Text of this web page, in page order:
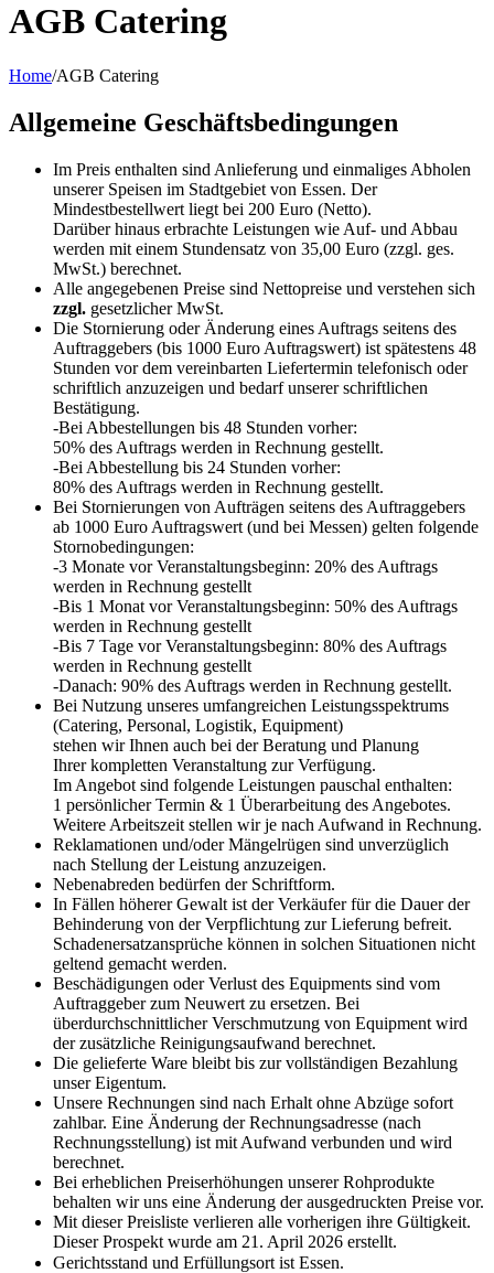
AGB Catering
Home/AGB Catering
Allgemeine Geschäftsbedingungen
Im Preis enthalten sind Anlieferung und einmaliges Abholen
unserer Speisen im Stadtgebiet von Essen. Der
Mindestbestellwert liegt bei 200 Euro (Netto).
Darüber hinaus erbrachte Leistungen wie Auf- und Abbau
werden mit einem Stundensatz von 35,00 Euro (zzgl. ges.
MwSt.) berechnet.
Alle angegebenen Preise sind Nettopreise und verstehen sich
zzgl. gesetzlicher MwSt.
Die Stornierung oder Änderung eines Auftrags seitens des
Auftraggebers (bis 1000 Euro Auftragswert) ist spätestens 48
Stunden vor dem vereinbarten Liefertermin telefonisch oder
schriftlich anzuzeigen und bedarf unserer schriftlichen
Bestätigung.
-Bei Abbestellungen bis 48 Stunden vorher:
50% des Auftrags werden in Rechnung gestellt.
-Bei Abbestellung bis 24 Stunden vorher:
80% des Auftrags werden in Rechnung gestellt.
Bei Stornierungen von Aufträgen seitens des Auftraggebers
ab 1000 Euro Auftragswert (und bei Messen) gelten folgende
Stornobedingungen:
-3 Monate vor Veranstaltungsbeginn: 20% des Auftrags
werden in Rechnung gestellt
-Bis 1 Monat vor Veranstaltungsbeginn: 50% des Auftrags
werden in Rechnung gestellt
-Bis 7 Tage vor Veranstaltungsbeginn: 80% des Auftrags
werden in Rechnung gestellt
-Danach: 90% des Auftrags werden in Rechnung gestellt.
Bei Nutzung unseres umfangreichen Leistungsspektrums
(Catering, Personal, Logistik, Equipment)
stehen wir Ihnen auch bei der Beratung und Planung
Ihrer kompletten Veranstaltung zur Verfügung.
Im Angebot sind folgende Leistungen pauschal enthalten:
1 persönlicher Termin & 1 Überarbeitung des Angebotes.
Weitere Arbeitszeit stellen wir je nach Aufwand in Rechnung.
Reklamationen und/oder Mängelrügen sind unverzüglich
nach Stellung der Leistung anzuzeigen.
Nebenabreden bedürfen der Schriftform.
In Fällen höherer Gewalt ist der Verkäufer für die Dauer der
Behinderung von der Verpflichtung zur Lieferung befreit.
Schadenersatzansprüche können in solchen Situationen nicht
geltend gemacht werden.
Beschädigungen oder Verlust des Equipments sind vom
Auftraggeber zum Neuwert zu ersetzen. Bei
überdurchschnittlicher Verschmutzung von Equipment wird
der zusätzliche Reinigungsaufwand berechnet.
Die gelieferte Ware bleibt bis zur vollständigen Bezahlung
unser Eigentum.
Unsere Rechnungen sind nach Erhalt ohne Abzüge sofort
zahlbar. Eine Änderung der Rechnungsadresse (nach
Rechnungsstellung) ist mit Aufwand verbunden und wird
berechnet.
Bei erheblichen Preiserhöhungen unserer Rohprodukte
behalten wir uns eine Änderung der ausgedruckten Preise vor.
Mit dieser Preisliste verlieren alle vorherigen ihre Gültigkeit.
Dieser Prospekt wurde am 21. April 2026 erstellt.
Gerichtsstand und Erfüllungsort ist Essen.